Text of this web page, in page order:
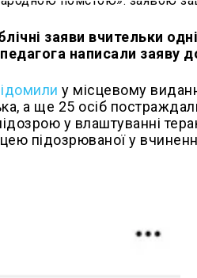
заяви вчительки
написали заяву до
у місцевому
а ще 25 осіб
у влаштуванні
підозрюваної у